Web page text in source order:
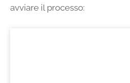
avviare il processo: